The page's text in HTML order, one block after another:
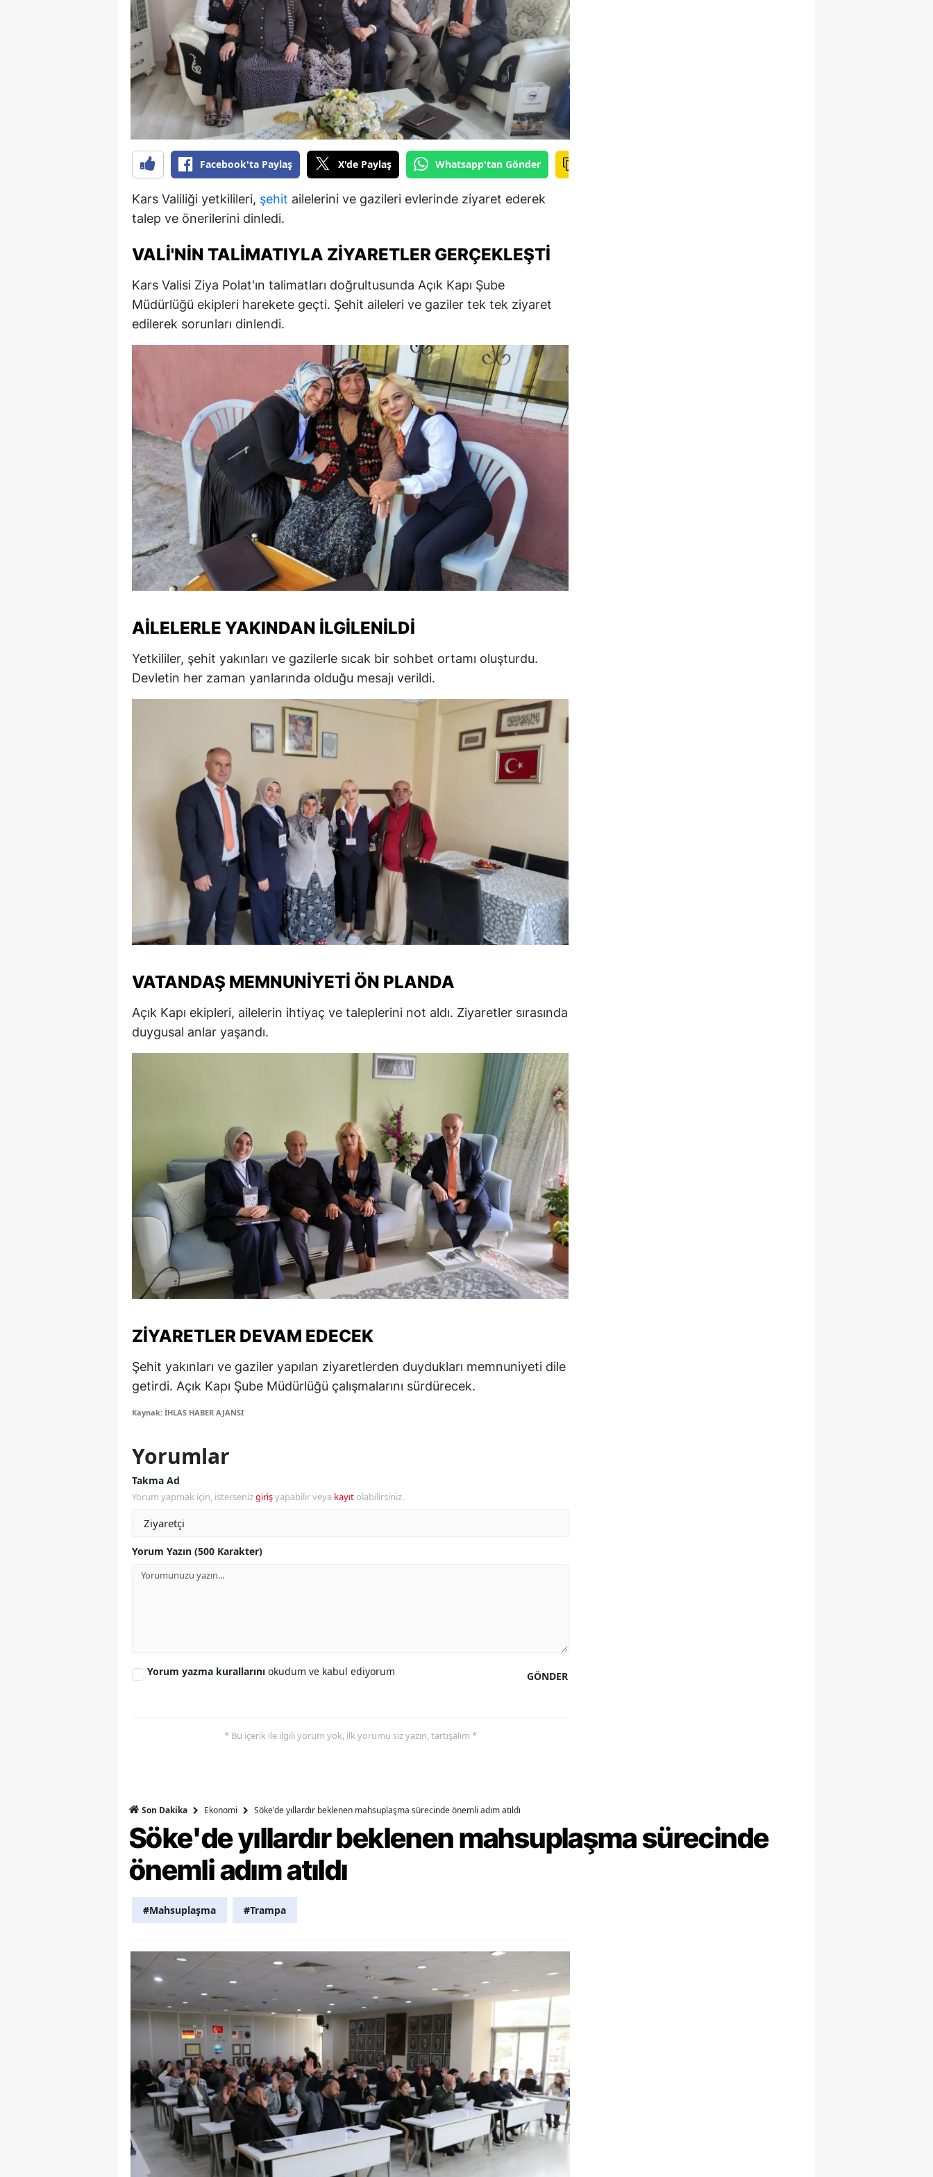
Bilecik
Bingöl
Bitlis
Bolu
Burdur
Bursa
Diyarbakır
Elazığ
Erzincan
Erzurum
Eskişehir
Gaziantep
Giresun
Gümüşhane
Hakkari
Hatay
İzmir
Kars
Kastamonu
Kırklareli
Kırşehir
Kocaeli
Konya
Kütahya
Manisa
Kahramanmaraş
Nevşehir
Niğde
Ordu
Rize
Sakarya
Samsun
Siirt
Tekirdağ
Şanlıurfa
Bayburt
Bartın
Ardahan
Iğdır
Kilis
Düzce
Facebook'ta Paylaş X'de Paylaş Whatsapp'tan Gönder
Kars Valiliği yetkilileri, şehit ailelerini ve gazileri evlerinde ziyaret ederek
talep ve önerilerini dinledi.
VALI'NIN TALIMATIYLA ZIYARETLER GERÇEKLEŞTI
Kars Valisi Ziya Polat'ın talimatları doğrultusunda Açık Kapı Şube
Müdürlüğü ekipleri harekete geçti. Şehit aileleri ve gaziler tek tek ziyaret
edilerek sorunları dinlendi.
AILELERLE YAKINDAN ILGILENILDI
Yetkililer, şehit yakınları ve gazilerle sıcak bir sohbet ortamı oluşturdu.
Devletin her zaman yanlarında olduğu mesajı verildi.
VATANDAŞ MEMNUNIYETI ÖN PLANDA
Açık Kapı ekipleri, ailelerin ihtiyaç ve taleplerini not aldı. Ziyaretler sırasında
duygusal anlar yaşandı.
ZIYARETLER DEVAM EDECEK
Şehit yakınları ve gaziler yapılan ziyaretlerden duydukları memnuniyeti dile
getirdi. Açık Kapı Şube Müdürlüğü çalışmalarını sürdürecek.
Kaynak: İHLAS HABER AJANSI
Yorumlar
Takma Ad
Yorum yapmak için, istersenizgirişyapabilir veya kayıt olabilirsiniz.
Yorum Yazın (500 Karakter)
GÖNDER
Yorum yazma kurallarını okudum ve kabul ediyorum
* Bu içerik ile ilgili yorum yok, ilk yorumu siz yazın, tartışalım *
Son Dakika Ekonomi Söke'de yıllardır beklenen mahsuplaşma sürecinde önemli adım atıldı
Söke'de yıllardır beklenen mahsuplaşma sürecinde
önemli adım atıldı
#Mahsuplaşma #Trampa